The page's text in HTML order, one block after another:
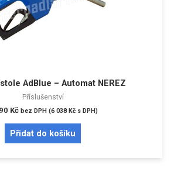
AdBlue – Automat NEREZ
Příslušenství
Kč bez DPH (6 038 Kč s DPH)
Přidat do košíku